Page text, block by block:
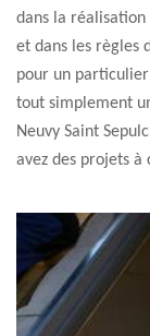
dans la réalisation
et dans les règles
pour un
tout simplement
Neuvy Saint
avez des projets